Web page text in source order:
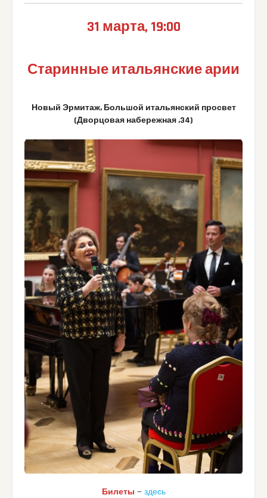
31 марта, 19:00
Старинные итальянские арии
Новый Эрмитаж, Большой итальянский просвет
(Дворцовая набережная ,34)
Билеты — здесь